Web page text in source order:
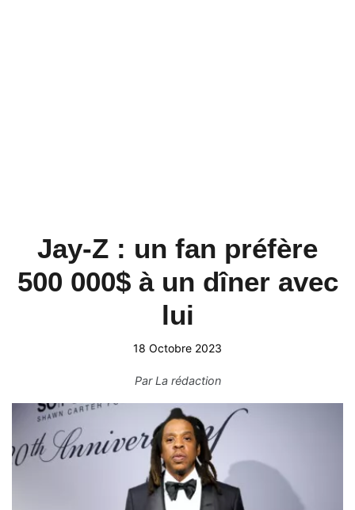
Jay-Z : un fan préfère
500 000$ à un dîner avec
lui
18 Octobre 2023
ParLa rédaction